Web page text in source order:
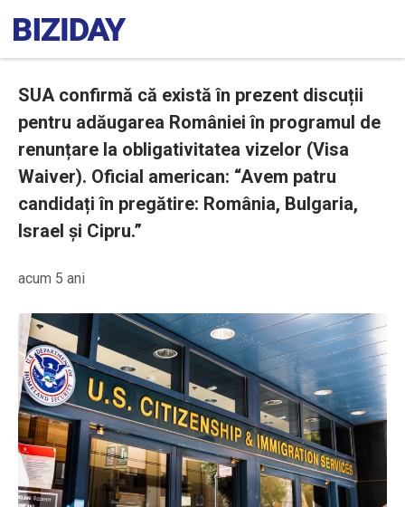
SUA confirmă că există în prezent discuții
pentru adăugarea României în programul de
renunțare la obligativitatea vizelor (Visa
Waiver). Oficial american: “Avem patru
candidați în pregătire: România, Bulgaria,
Israel și Cipru.”
acum 5 ani